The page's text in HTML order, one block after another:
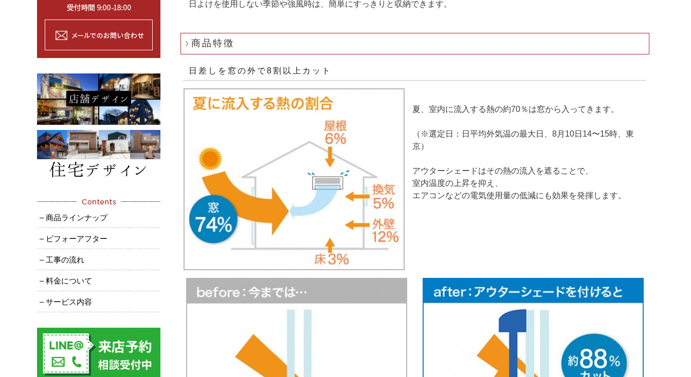
日よけを使用しない季節や強風時は、簡単にすっきりと収納できます。
商品特徴
日差しを窓の外で8割以上カット
夏、室内に流入する熱の約70％は窓から入ってきます。
（※選定日：日平均外気温の最大日、8月10日14〜15時、東
京）
アウターシェードはその熱の流入を遮ることで、
室内温度の上昇を抑え、
エアコンなどの電気使用量の低減にも効果を発揮します。
– 商品ラインナップ
– ビフォーアフター
– 工事の流れ
– 料金について
– サービス内容